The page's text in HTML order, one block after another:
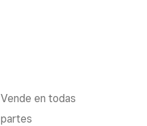
Vende en todas
partes